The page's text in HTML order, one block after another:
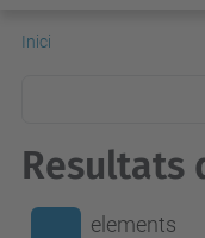
Inici
Resultats
elements